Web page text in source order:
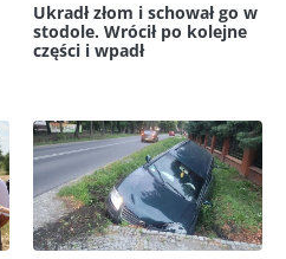
Ukradł złom i schował go w
stodole. Wrócił po kolejne
części i wpadł